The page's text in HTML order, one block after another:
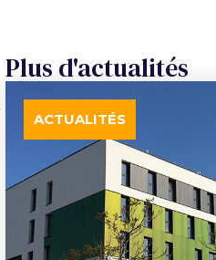
Plus d'actualités
ACTUALITÉS